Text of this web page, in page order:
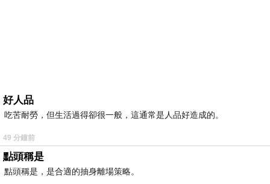
好人品
吃苦耐勞，但生活過得卻很一般，這通常是人品好造成的。
49 分鐘前
點頭稱是
點頭稱是，是合適的抽身離場策略。